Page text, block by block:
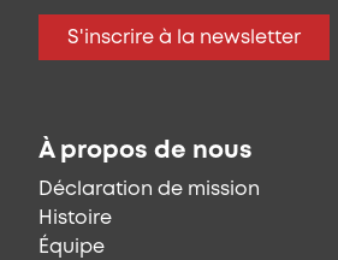
S'inscrire à la newsletter
À propos de nous
Déclaration de mission
Histoire
Équipe